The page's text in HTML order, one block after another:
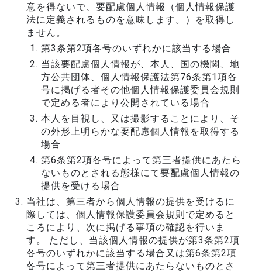
意を得ないで、要配慮個人情報（個人情報保護
法に定義されるものを意味します。）を取得し
ません。
第3条第2項各号のいずれかに該当する場合
当該要配慮個人情報が、本人、国の機関、地
方公共団体、個人情報保護法第76条第1項各
号に掲げる者その他個人情報保護委員会規則
で定める者により公開されている場合
本人を目視し、又は撮影することにより、そ
の外形上明らかな要配慮個人情報を取得する
場合
第6条第2項各号によって第三者提供にあたら
ないものとされる態様にて要配慮個人情報の
提供を受ける場合
当社は、第三者から個人情報の提供を受けるに
際しては、個人情報保護委員会規則で定めると
ころにより、次に掲げる事項の確認を行いま
す。 ただし、当該個人情報の提供が第3条第2項
各号のいずれかに該当する場合又は第6条第2項
各号によって第三者提供にあたらないものとさ